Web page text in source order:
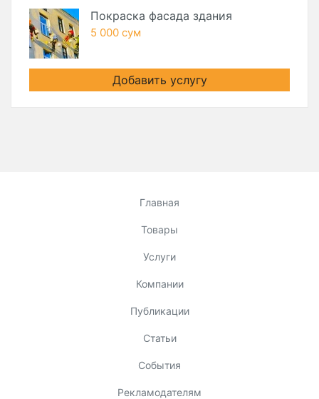
Покраска фасада здания
5 000 сум
Добавить услугу
Главная
Товары
Услуги
Компании
Публикации
Статьи
События
Рекламодателям